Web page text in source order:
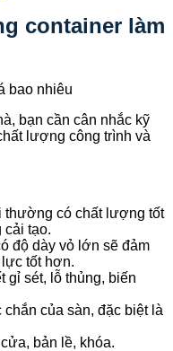
container làm
bạn cần cân nhắc kỹ
lượng công trình và
có chất lượng tốt
cải tạo.
độ dày vỏ lớn sẽ đảm
tốt hơn.
gỉ sét, lỗ thủng, biến
của sàn, đặc biệt là
bản lề, khóa.